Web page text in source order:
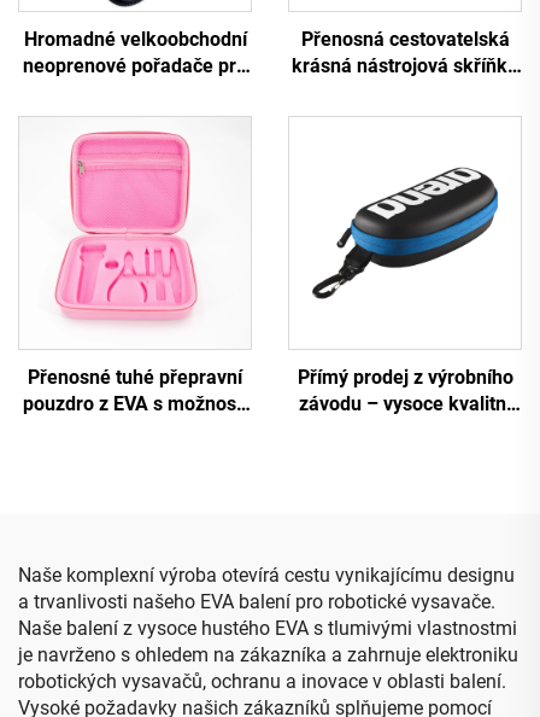
Hromadné velkoobchodní
neoprenové pořadače pro
zipem – přenosný
vodotěsný pytel na
úložiště USB
Přenosná cestovatelská
krásná nástrojová skříňka
úložnou taštičkou –
taštička se zipem
Přenosné tuhé přepravní
pouzdro z EVA s možností
Přímý prodej z výrobního
závodu – vysoce kvalitní
balení pro brýle
Naše komplexní výroba otevírá cestu vynikajícímu designu
a trvanlivosti našeho EVA balení pro robotické vysavače.
Naše balení z vysoce hustého EVA s tlumivými vlastnostmi
je navrženo s ohledem na zákazníka a zahrnuje elektroniku
robotických vysavačů, ochranu a inovace v oblasti balení.
Vysoké požadavky našich zákazníků splňujeme pomocí